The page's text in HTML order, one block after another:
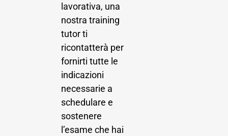
lavorativa, una
nostra training
tutor ti
ricontatterà per
fornirti tutte le
indicazioni
necessarie a
schedulare e
sostenere
l’esame che hai